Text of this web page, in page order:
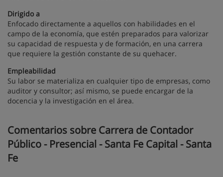
Dirigido a
Enfocado directamente a aquellos con habilidades en el
campo de la economía, que estén preparados para valorizar
su capacidad de respuesta y de formación, en una carrera
que requiere la gestión constante de su quehacer.
Empleabilidad
Su labor se materializa en cualquier tipo de empresas, como
auditor y consultor; así mismo, se puede encargar de la
docencia y la investigación en el área.
Comentarios sobre Carrera de Contador
Público - Presencial - Santa Fe Capital - Santa
Fe